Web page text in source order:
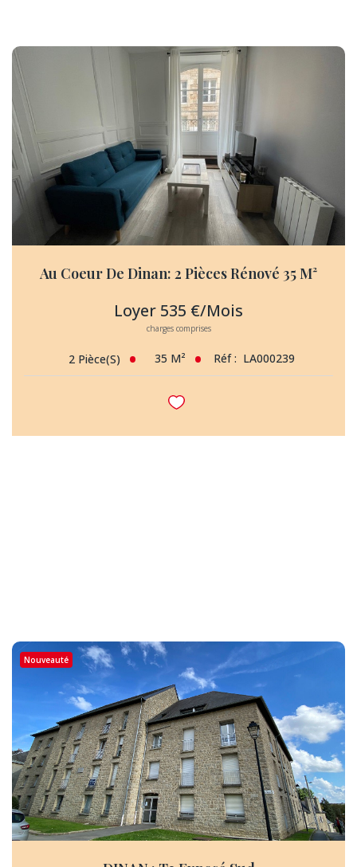
Au Coeur De Dinan: 2 Pièces Rénové 35 M²
Loyer 535 €/mois
charges comprises
2 Pièce(s) 35 M² Réf : LA000239
Nouveauté